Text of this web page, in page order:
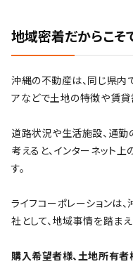
地域密着だからこ
沖縄の不動産は、同じ県内
アなどで土地の特徴や賃貸
道路状況や生活施設、通勤
考えると、インターネット
す。
ライフコーポレーションは
社として、地域事情を踏ま
購入希望者様、土地所有